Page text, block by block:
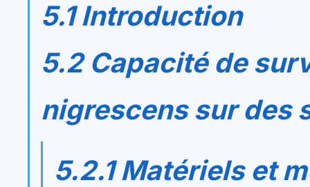
5.1 Introduction
5.2 Capacité de
nigrescenssur des
5.2.1 Matériels et